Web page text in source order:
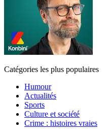
Catégories les plus populaires
Humour
Actualités
Sports
Culture et société
Crime : histoires vraies